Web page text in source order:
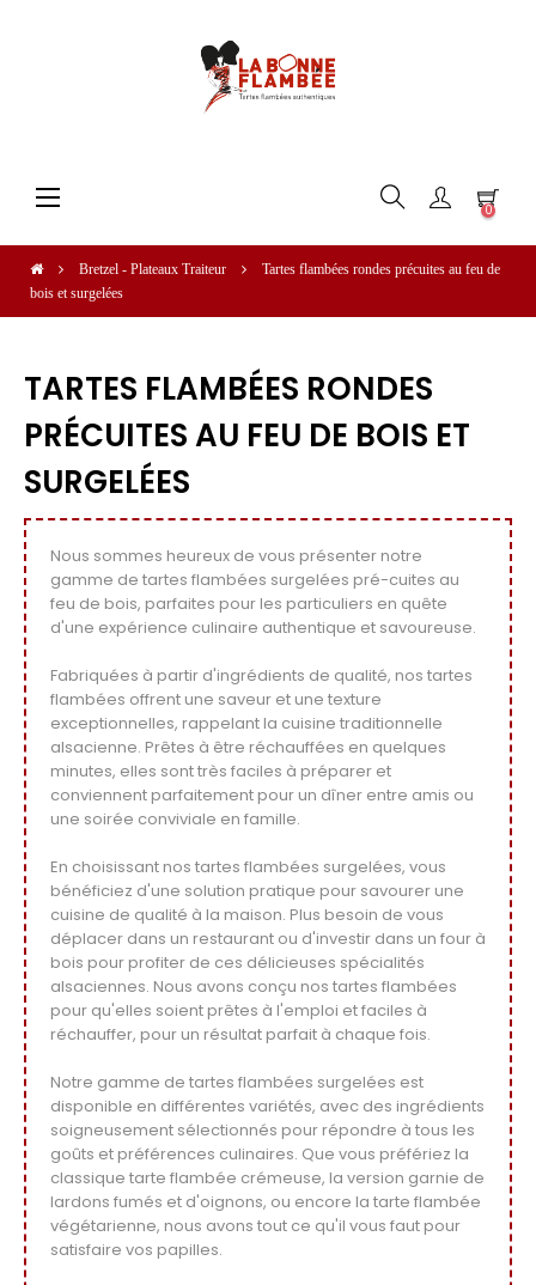
Basculer
navigation
☰ 0
Bretzel - Plateaux Traiteur
Tartes flambées rondes précuites au feu de
bois et surgelées
TARTES FLAMBÉES RONDES
PRÉCUITES AU FEU DE BOIS ET
SURGELÉES
Nous sommes heureux de vous présenter notre
gamme de tartes flambées surgelées pré-cuites au
feu de bois, parfaites pour les particuliers en quête
d'une expérience culinaire authentique et savoureuse.
Fabriquées à partir d'ingrédients de qualité, nos tartes
flambées offrent une saveur et une texture
exceptionnelles, rappelant la cuisine traditionnelle
alsacienne. Prêtes à être réchauffées en quelques
minutes, elles sont très faciles à préparer et
conviennent parfaitement pour un dîner entre amis ou
une soirée conviviale en famille.
En choisissant nos tartes flambées surgelées, vous
bénéficiez d'une solution pratique pour savourer une
cuisine de qualité à la maison. Plus besoin de vous
déplacer dans un restaurant ou d'investir dans un four à
bois pour profiter de ces délicieuses spécialités
alsaciennes. Nous avons conçu nos tartes flambées
pour qu'elles soient prêtes à l'emploi et faciles à
réchauffer, pour un résultat parfait à chaque fois.
Notre gamme de tartes flambées surgelées est
disponible en différentes variétés, avec des ingrédients
soigneusement sélectionnés pour répondre à tous les
goûts et préférences culinaires. Que vous préfériez la
classique tarte flambée crémeuse, la version garnie de
lardons fumés et d'oignons, ou encore la tarte flambée
végétarienne, nous avons tout ce qu'il vous faut pour
satisfaire vos papilles.